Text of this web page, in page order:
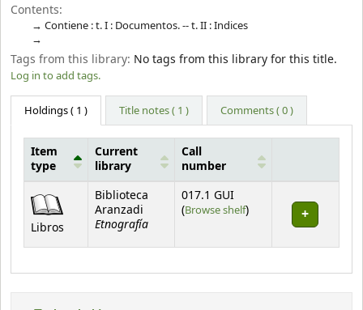
Contents:
Contiene : t. I : Documentos. -- t. II : Indices
Tags from this library: No tags from this library for this title.
Log in to add tags.
Holdings( 1 ) Title notes ( 1 ) Comments ( 0 )
Item
type
Current
library
Call
number
Libros
Biblioteca
Aranzadi
Etnografía
017.1 GUI
(Browse shelf(Opens below)
)